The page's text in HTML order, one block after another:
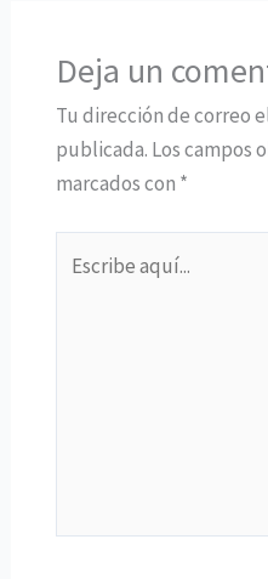
Deja un
Tu dirección de correo
publicada. Los campos
marcados con *
aquí...